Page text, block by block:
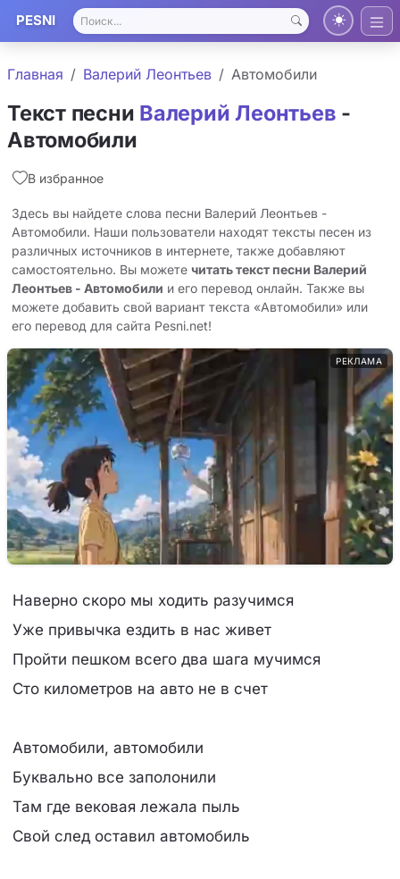
PESNI
Главная Валерий Леонтьев Автомобили
Текст песни Валерий Леонтьев -
Автомобили
В избранное
Здесь вы найдете слова песни Валерий Леонтьев -
Автомобили. Наши пользователи находят тексты песен из
различных источников в интернете, также добавляют
самостоятельно. Вы можете читать текст песни Валерий
Леонтьев - Автомобили и его перевод онлайн. Также вы
можете добавить свой вариант текста «Автомобили» или
его перевод для сайта Pesni.net!
РЕКЛАМА
Наверно скоро мы ходить разучимся
Уже привычка ездить в нас живет
Пройти пешком всего два шага мучимся
Сто километров на авто не в счет
Автомобили, автомобили
Буквально все заполонили
Там где вековая лежала пыль
Свой след оставил автомобиль